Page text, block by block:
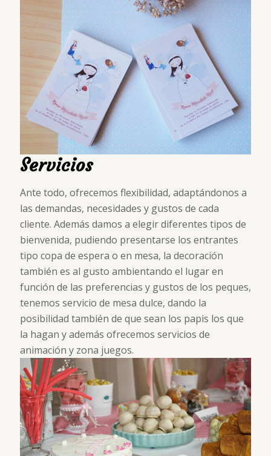
Servicios
Ante todo, ofrecemos flexibilidad, adaptándonos a
las demandas, necesidades y gustos de cada
cliente. Además damos a elegir diferentes tipos de
bienvenida, pudiendo presentarse los entrantes
tipo copa de espera o en mesa, la decoración
también es al gusto ambientando el lugar en
función de las preferencias y gustos de los peques,
tenemos servicio de mesa dulce, dando la
posibilidad también de que sean los papis los que
la hagan y además ofrecemos servicios de
animación y zona juegos.